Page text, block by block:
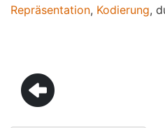
Repräsentation, Kodierung,